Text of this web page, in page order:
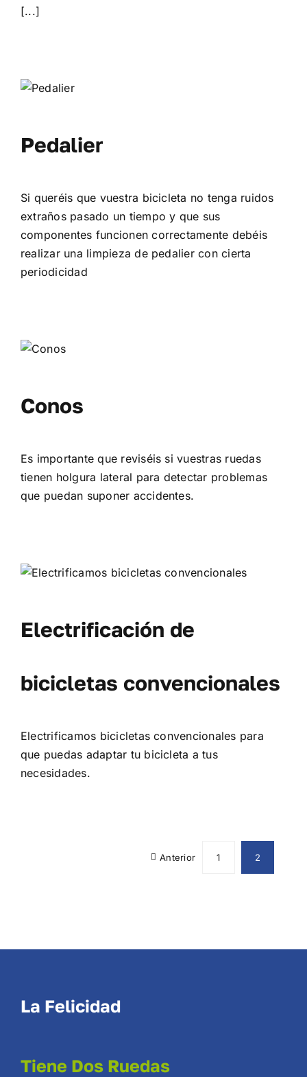
[...]
Pedalier
Si queréis que vuestra bicicleta no tenga ruidos
extraños pasado un tiempo y que sus
componentes funcionen correctamente debéis
realizar una limpieza de pedalier con cierta
periodicidad
Conos
Es importante que reviséis si vuestras ruedas
tienen holgura lateral para detectar problemas
que puedan suponer accidentes.
Electrificación de
bicicletas convencionales
Electrificamos bicicletas convencionales para
que puedas adaptar tu bicicleta a tus
necesidades.
Anterior 1 2
La Felicidad
Tiene Dos Ruedas